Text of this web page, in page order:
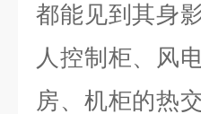
都能见到其身
人控制柜、风
房、机柜的热